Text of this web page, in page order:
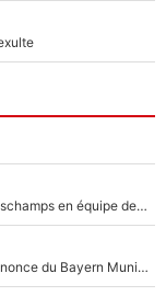
Le jour où Zinedine Zidane a fait craquer Didier Deschamps en équipe de France : «Je m’en suis voulu», l’ancien sélectionneur a regretté son geste !
Scandale dans la vie privée de Michael Olise : L’annonce du Bayern Munich sur son enfant caché